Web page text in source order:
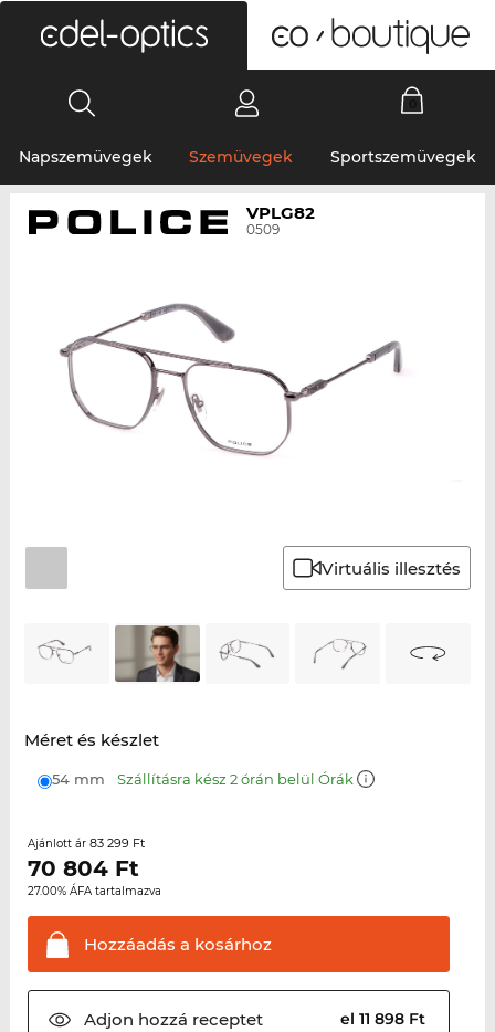
Napszemüvegek Szemüvegek Sportszemüvegek
VPLG82
0509
Virtuális illesztés
Méret és készlet
54 mm Szállításra kész 2 órán belül Órák
Ajánlott ár 83 299 Ft
70 804Ft
27.00% ÁFA tartalmazva
Hozzáadás a kosárhoz
Adjon hozzá receptet el 11 898 Ft